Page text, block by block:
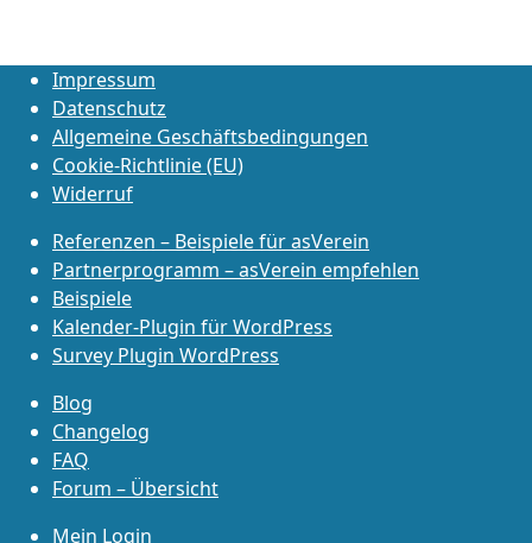
Impressum
Datenschutz
Allgemeine Geschäftsbedingungen
Cookie-Richtlinie (EU)
Widerruf
Referenzen – Beispiele für asVerein
Partnerprogramm – asVerein empfehlen
Beispiele
Kalender-Plugin für WordPress
Survey Plugin WordPress
Blog
Changelog
FAQ
Forum – Übersicht
Mein Login